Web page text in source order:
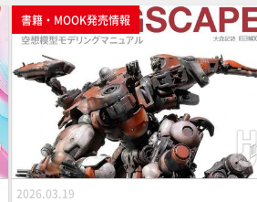
書籍・MOOK発売情報
2026.03.19